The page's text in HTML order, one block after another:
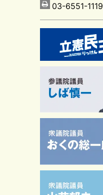
03-6551-1119